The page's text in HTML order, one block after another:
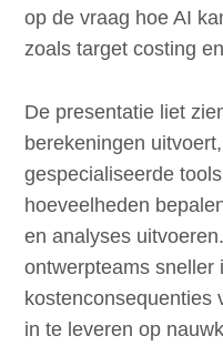
op de vraag hoe AI
zoals target costing
De presentatie liet
berekeningen
gespecialiseerde
hoeveelheden
en analyses
ontwerpteams sneller
kostenconsequenties
in te leveren op